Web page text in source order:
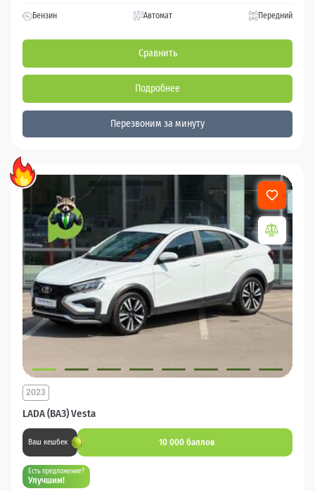
Бензин Автомат Передний
Сравнить
Подробнее
Перезвоним за минуту
LADA (ВАЗ) Vesta
2023
Ваш кешбек 10 000 баллов
Есть предложение?
Улучшим!